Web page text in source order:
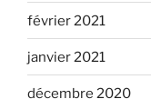
février 2021
janvier 2021
décembre 2020